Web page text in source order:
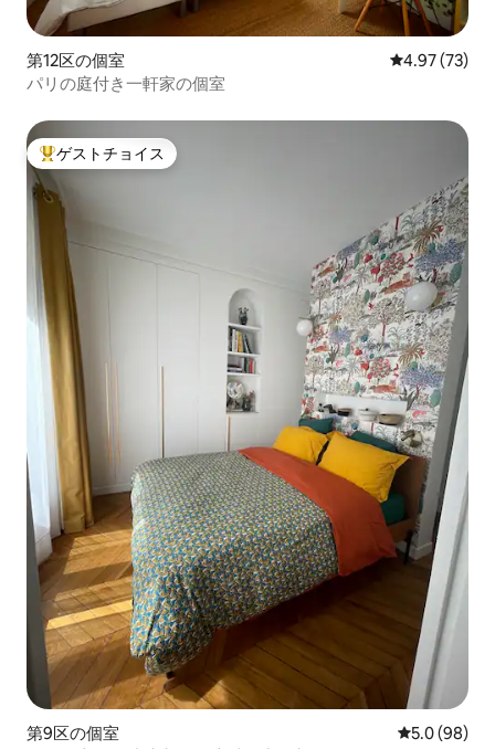
第12区の個室 レビュー73
4.97 (73)
パリの庭付き一軒家の個室
大好評のゲストチョイスです。
ゲストチョイス
第9区の個室 レビュー98
5.0 (98)